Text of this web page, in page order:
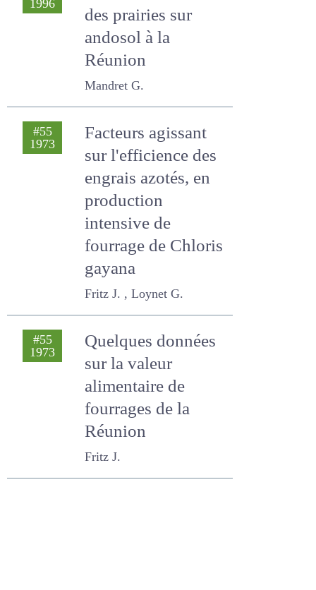
#146
Carences
minérales des
prairies sur
andosol à la
Réunion
Mandret G.
Facteurs agissant
sur l'efficience des
engrais azotés, en
production
intensive de
fourrage de Chloris
gayana
Fritz J. , Loynet G.
Quelques données
sur la valeur
alimentaire de
fourrages de la
Réunion